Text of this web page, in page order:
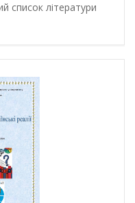
список літератури